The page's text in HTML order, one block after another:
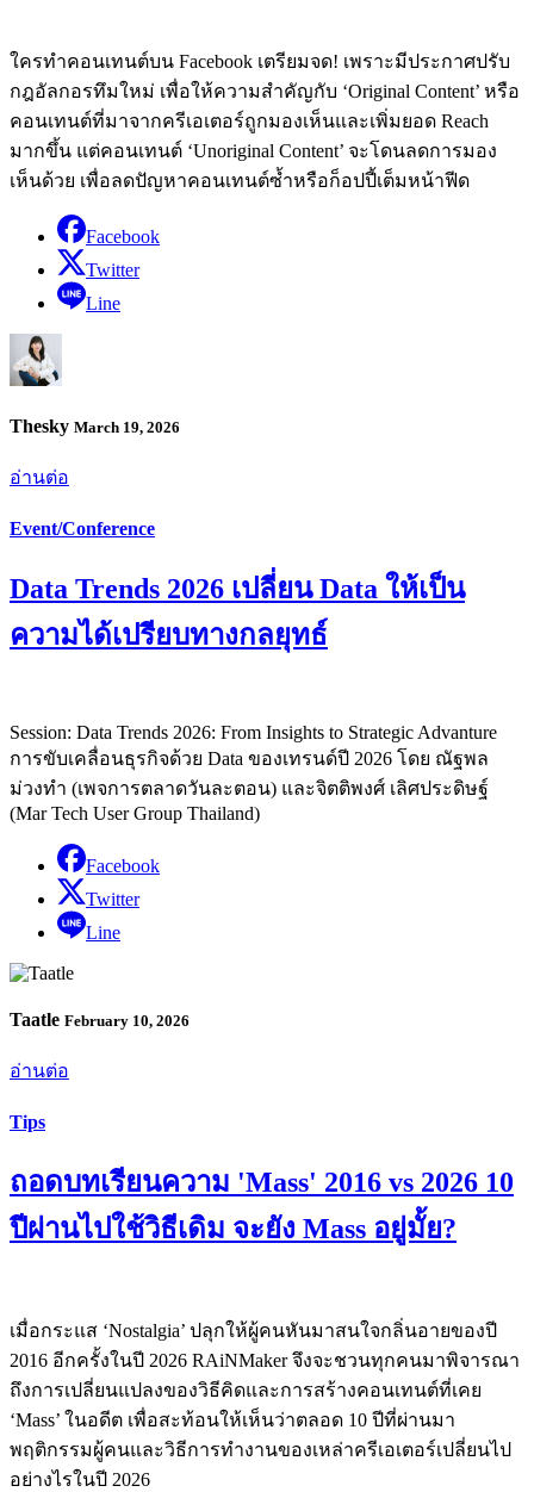
ใครทำคอนเทนต์บน Facebook เตรียมจด! เพราะมีประกาศปรับ
กฎอัลกอรทึมใหม่ เพื่อให้ความสำคัญกับ ‘Original Content’ หรือ
คอนเทนต์ที่มาจากครีเอเตอร์ถูกมองเห็นและเพิ่มยอด Reach
มากขึ้น แต่คอนเทนต์​ ‘Unoriginal Content’ จะโดนลดการมอง
เห็นด้วย เพื่อลดปัญหาคอนเทนต์ซ้ำหรือก็อปปี้เต็มหน้าฟีด
Facebook
Twitter
Line
Thesky March 19, 2026
อ่านต่อ
Event/Conference
Data Trends 2026 เปลี่ยน Data ให้เป็น
ความได้เปรียบทางกลยุทธ์
Session: Data Trends 2026: From Insights to Strategic Advanture
การขับเคลื่อนธุรกิจด้วย Data ของเทรนด์ปี 2026 โดย ณัฐพล
ม่วงทำ (เพจการตลาดวันละตอน) และจิตติพงศ์ เลิศประดิษฐ์
(Mar Tech User Group Thailand)
Facebook
Twitter
Line
Taatle February 10, 2026
อ่านต่อ
Tips
ถอดบทเรียนความ 'Mass' 2016 vs 2026 10
ปีผ่านไปใช้วิธีเดิม จะยัง Mass อยู่มั้ย?
เมื่อกระแส ‘Nostalgia’ ปลุกให้ผู้คนหันมาสนใจกลิ่นอายของปี
2016 อีกครั้งในปี 2026 RAiNMaker จึงจะชวนทุกคนมาพิจารณา
ถึงการเปลี่ยนแปลงของวิธีคิดและการสร้างคอนเทนต์ที่เคย
‘Mass’ ในอดีต เพื่อสะท้อนให้เห็นว่าตลอด 10 ปีที่ผ่านมา
พฤติกรรมผู้คนและวิธีการทำงานของเหล่าครีเอเตอร์เปลี่ยนไป
อย่างไรในปี 2026